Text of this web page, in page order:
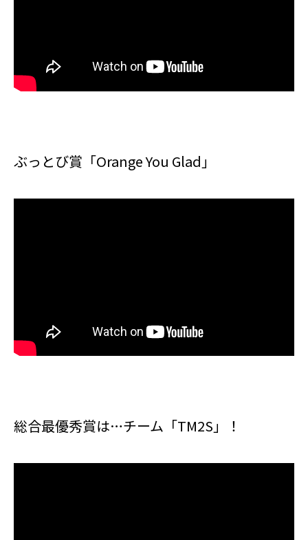
ぶっとび賞「Orange You Glad」
総合最優秀賞は…チーム「TM2S」！